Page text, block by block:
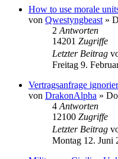
How to use morale
von Qwestyngbeast »
2 Antworten
14201 Zugriffe
Letzter Beitrag
Freitag 9.
Vertragsanfrage
von DrakonAlpha »
4 Antworten
12100 Zugriffe
Letzter Beitrag
Montag 12. Juni